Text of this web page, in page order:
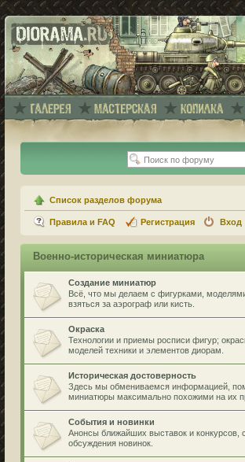
Список разделов форума
Правила и FAQ Регистрация Вход
Военно-историческая миниатюра
Создание миниатюр
Всё, что мы делаем с фигурками,
взяться за аэрограф или кисть.
Окраска
Технологии и приемы росписи фигур;
моделей техники и элементов диорам.
Историческая достоверность
Здесь мы обмениваемся информацией,
миниатюры максимально похожими на их
События и новинки
Анонсы ближайших выставок и конкурсов,
обсуждения новинок.